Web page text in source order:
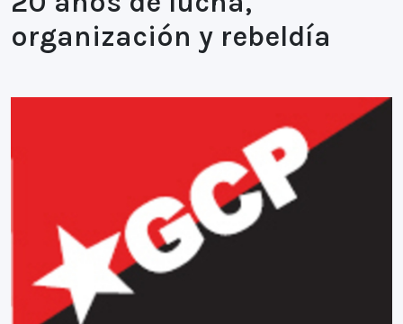
organización y rebeldía